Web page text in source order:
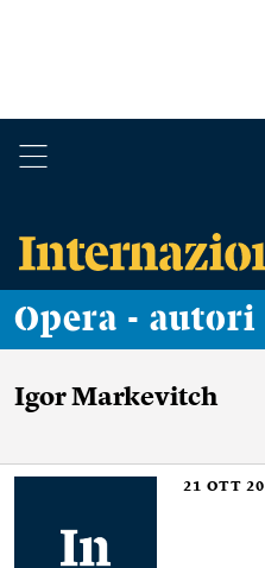
Opera -
Igor Markevitch
21 OTT